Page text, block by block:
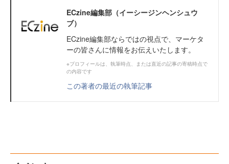
ECzine編集部（イーシージンヘンシュウ
ブ）
ECzine編集部ならではの視点で、マーケタ
ーの皆さんに情報をお伝えいたします。
※プロフィールは、執筆時点、または直近の記事の寄稿時点で
の内容です
この著者の最近の執筆記事